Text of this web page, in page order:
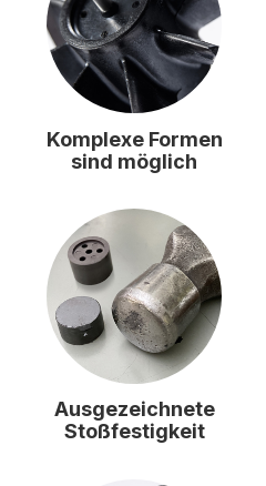
Komplexe Formen
sind möglich
Ausgezeichnete
Stoßfestigkeit